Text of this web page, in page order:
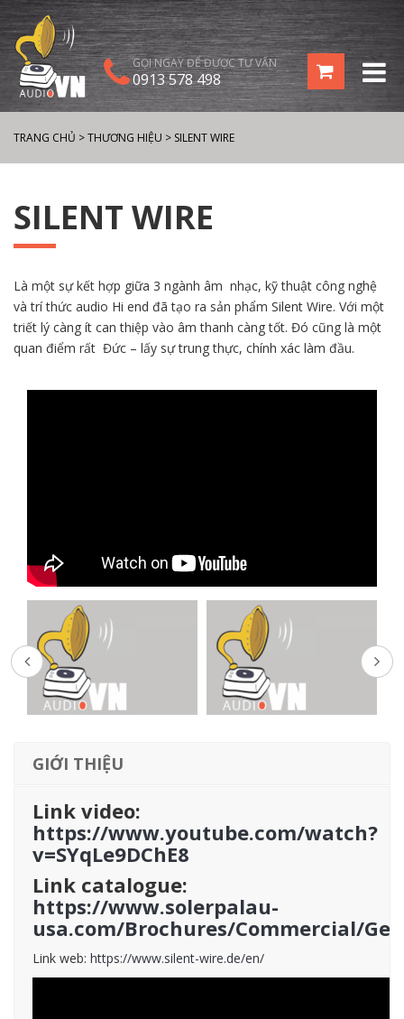
GỌI NGAY ĐỂ ĐƯỢC TƯ VẤN
0913 578 498
TRANG CHỦ >THƯƠNG HIỆU > SILENT WIRE
SILENT WIRE
Là một sự kết hợp giữa 3 ngành âm nhạc, kỹ thuật công nghệ
và trí thức audio Hi end đã tạo ra sản phẩm Silent Wire. Với một
triết lý càng ít can thiệp vào âm thanh càng tốt. Đó cũng là một
quan điểm rất Đức – lấy sự trung thực, chính xác làm đầu.
GIỚI THIỆU
Link video:
https://www.youtube.com/watch?
v=SYqLe9DChE8
Link catalogue:
https://www.solerpalau-
usa.com/Brochures/Commercial/
Link web: https://www.silent-wire.de/en/